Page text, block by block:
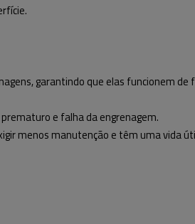
garantindo que elas funcionem
e falha da engrenagem.
menos manutenção e têm uma vida